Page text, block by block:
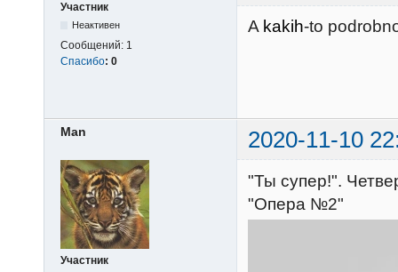
Участник
Неактивен
Сообщений: 1
Спасибо: 0
A kakih-to
Man 2020-11-10
Участник
"Ты супер!".
"Опера №2"